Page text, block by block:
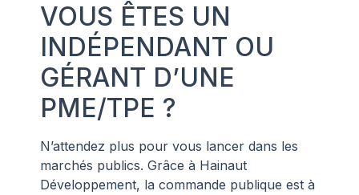
VOUS ÊTES UN
INDÉPENDANT OU
GÉRANT D’UNE
PME/TPE ?
N’attendez plus pour vous lancer dans les
marchés publics. Grâce à Hainaut
Développement, la commande publique est à